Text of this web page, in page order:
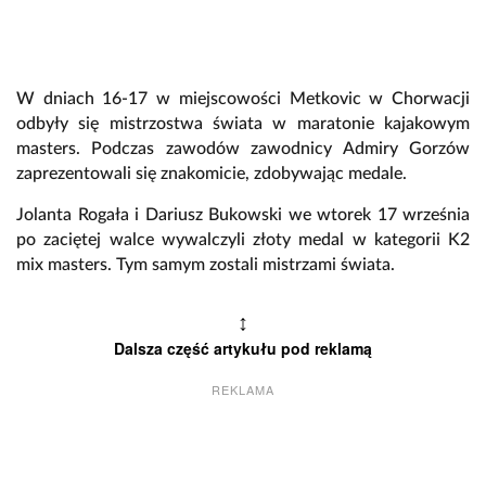
W dniach 16-17 w miejscowości Metkovic w Chorwacji
odbyły się mistrzostwa świata w maratonie kajakowym
masters. Podczas zawodów zawodnicy Admiry Gorzów
zaprezentowali się znakomicie, zdobywając medale.
Jolanta Rogała i Dariusz Bukowski we wtorek 17 września
po zaciętej walce wywalczyli złoty medal w kategorii K2
mix masters. Tym samym zostali mistrzami świata.
↕
Dalsza część artykułu pod reklamą
REKLAMA